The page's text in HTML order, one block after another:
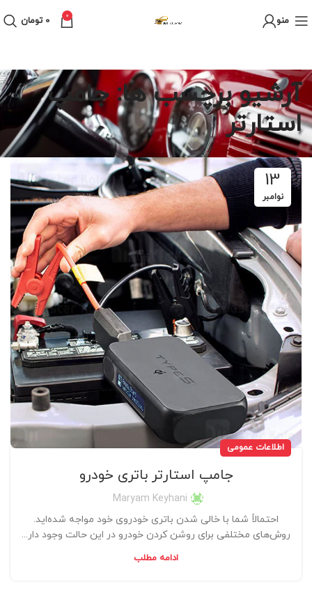
منو 0
0 تومان
آرشیو برچسب ها: جامپ
استارتر
13
نوامبر
اطلاعات عمومی
جامپ استارتر باتری خودرو
Maryam Keyhani
احتمالاً شما با خالی شدن باتری خودروی خود مواجه شده‌اید.
روش‌های مختلفی برای روشن کردن خودرو در این حالت وجود دار...
ادامه مطلب